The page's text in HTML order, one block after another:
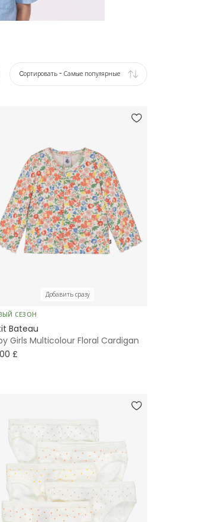
Cортировать - Самые популярные
Добавить сразу
СЕЗОН
Bateau
Girls Multicolour Floral Cardigan
£